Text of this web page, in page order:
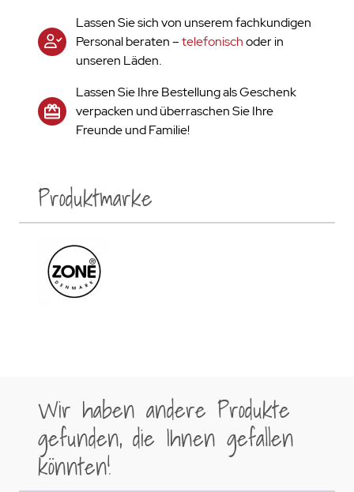
Lassen Sie sich von unserem fachkundigen
Personal beraten –telefonischoder in
unseren Läden.
Lassen Sie Ihre Bestellung als Geschenk
verpacken und überraschen Sie Ihre
Freunde und Familie!
Produktmarke
Wir haben andere Produkte
gefunden, die Ihnen gefallen
könnten!